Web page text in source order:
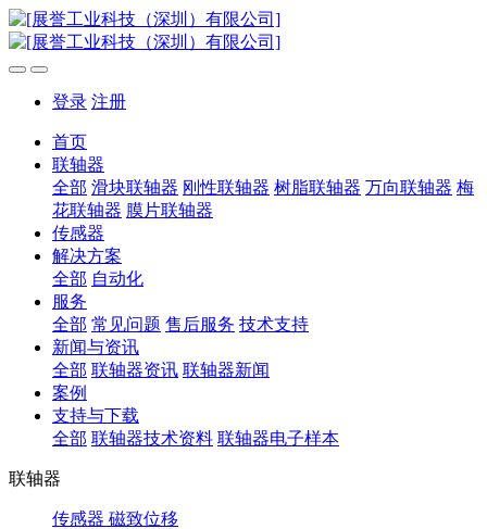
登录 注册
首页
联轴器
全部 滑块联轴器 刚性联轴器 树脂联轴器 万向联轴器 梅
花联轴器 膜片联轴器
传感器
解决方案
全部 自动化
服务
全部 常见问题 售后服务 技术支持
新闻与资讯
全部 联轴器资讯 联轴器新闻
案例
支持与下载
全部 联轴器技术资料 联轴器电子样本
联轴器
传感器 磁致位移